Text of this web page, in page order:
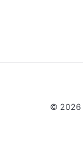
© 2026